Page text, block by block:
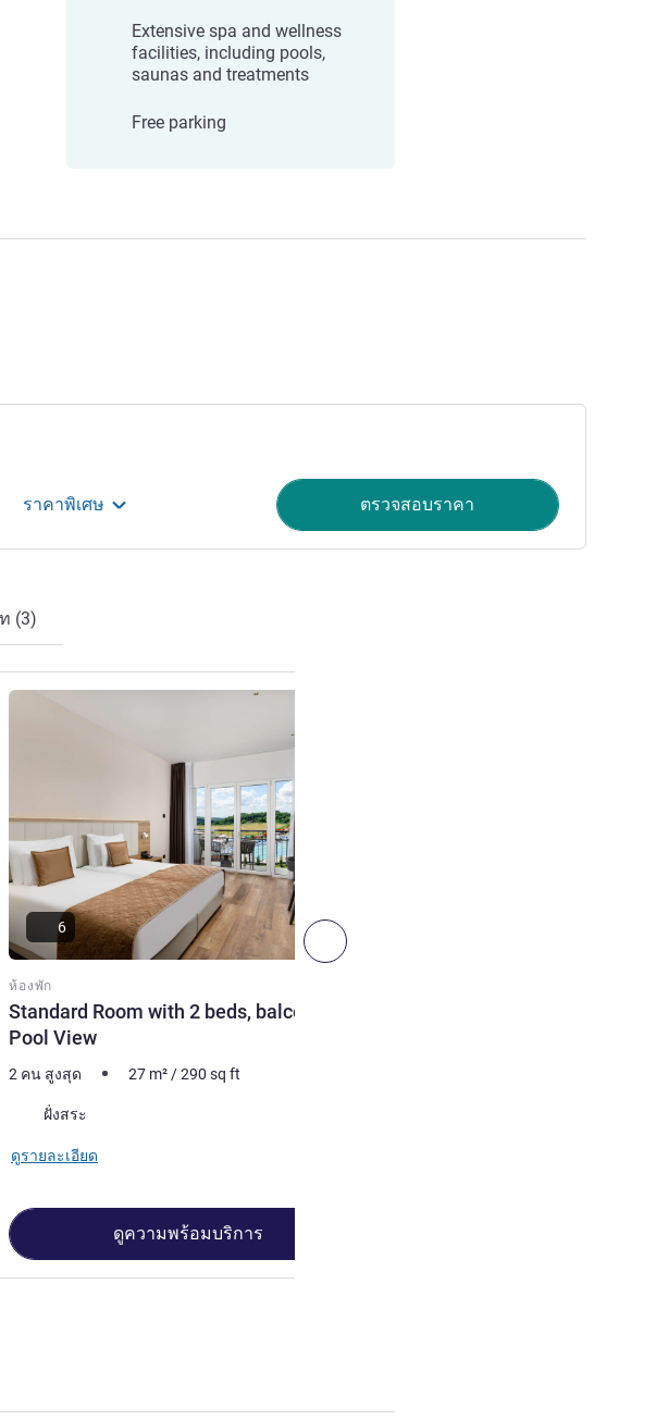
Extensive spa and wellness
facilities, including pools,
saunas and treatments
Free parking
ราคาพิเศษ ตรวจสอบราคา
(3)
ถัดไป - ห้องพัก
ห้องพัก
Standard Room with 2 beds, balcony and
Pool View
ดูรายละเอียด
6
2 คน สูงสุด 27 m² /290 sq ft
ฝั่งสระ
ดูรายละเอียด
ดูความพร้อมบริการ